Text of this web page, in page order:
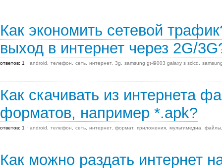
Как экономить сетевой
выход в интернет через 2G/
ответов: 1 android телефон сеть интернет 3g samsung gt-i9003 galaxy s sclcd
Как скачивать из интернета
форматов, например *.apk?
ответов: 1 android телефон сеть интернет формат приложения мультимедиа файлы
Как можно раздать интернет